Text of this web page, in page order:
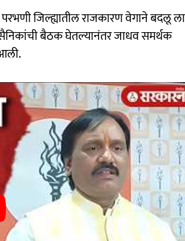
परभणी जिल्ह्यातील राजकारण वेगाने बदलू
बैठक घेतल्यानंतर जाधव समर्थक